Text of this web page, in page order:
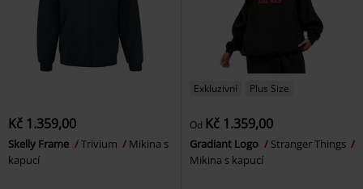
Kč 1.359,00
Skelly Frame Trivium
Mikina s
kapucí
Exkluzivní Plus Size
Od Kč 1.359,00
Gradiant Logo
Stranger Things
Mikina s kapucí